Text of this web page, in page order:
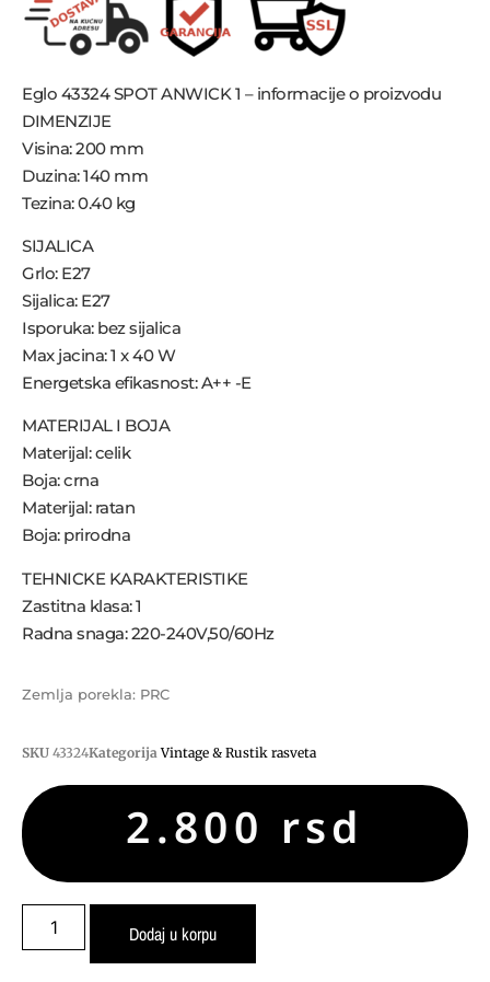
Eglo 43324 SPOT ANWICK 1 – informacije o proizvodu
DIMENZIJE
Visina: 200 mm
Duzina: 140 mm
Tezina: 0.40 kg
SIJALICA
Grlo: E27
Sijalica: E27
Isporuka: bez sijalica
Max jacina: 1 x 40 W
Energetska efikasnost: A++ -E
MATERIJAL I BOJA
Materijal: celik
Boja: crna
Materijal: ratan
Boja: prirodna
TEHNICKE KARAKTERISTIKE
Zastitna klasa: 1
Radna snaga: 220-240V,50/60Hz
Zemlja porekla: PRC
SKU 43324Kategorija Vintage & Rustik rasveta
2.800 rsd
Dodaj u korpu